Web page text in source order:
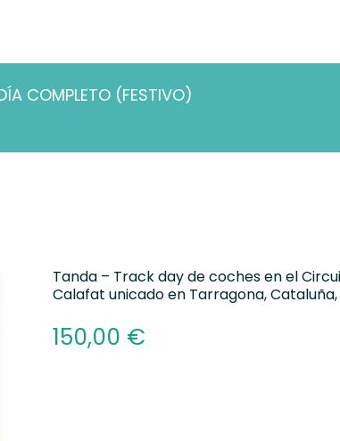
COMPLETO (FESTIVO)
Tanda – Track day de coches en el
Calafat unicado en Tarragona, Cataluña,
150,00 €